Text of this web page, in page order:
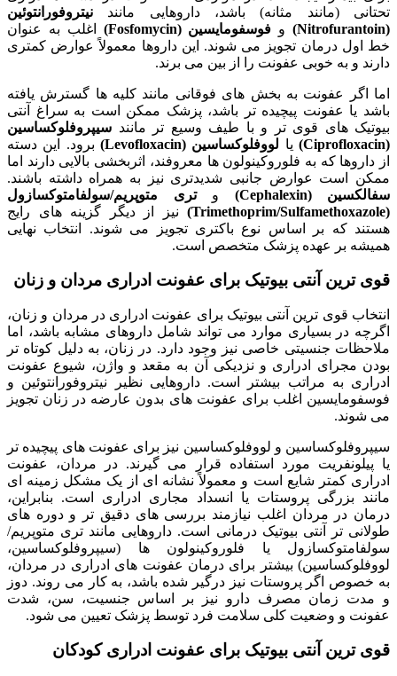
تحتانی (مانند مثانه) باشد، داروهایی مانند نیتروفورانتوئین
(Nitrofurantoin)
و فوسفومایسین (Fosfomycin)
اغلب به عنوان
خط اول درمان تجویز می شوند. این داروها معمولاً عوارض کمتری
دارند و به خوبی عفونت را از بین می برند.
اما اگر عفونت به بخش های فوقانی مانند کلیه ها گسترش یافته
باشد یا عفونت پیچیده تر باشد، پزشک ممکن است به سراغ آنتی
بیوتیک های قوی تر و با طیف وسیع تر مانند سیپروفلوکساسین
(Ciprofloxacin)
یا لووفلوکساسین (Levofloxacin)
برود. این دسته
از داروها که به فلوروکینولون ها معروفند، اثربخشی بالایی دارند اما
ممکن است عوارض جانبی شدیدتری نیز به همراه داشته باشند.
سفالکسین (Cephalexin)
وتری متوپریم/سولفامتوکسازول
(Trimethoprim/Sulfamethoxazole)
نیز از دیگر گزینه های رایج
هستند که بر اساس نوع باکتری تجویز می شوند. انتخاب نهایی
همیشه بر عهده پزشک متخصص است.
قوی ترین آنتی بیوتیک برای عفونت ادراری مردان و زنان
انتخاب قوی ترین آنتی بیوتیک برای عفونت ادراری در مردان و زنان،
اگرچه در بسیاری موارد می تواند شامل داروهای مشابه باشد، اما
ملاحظات جنسیتی خاصی نیز وجود دارد. در زنان، به دلیل کوتاه تر
بودن مجرای ادراری و نزدیکی آن به مقعد و واژن، شیوع عفونت
ادراری به مراتب بیشتر است. داروهایی نظیر نیتروفورانتوئین و
فوسفومایسین اغلب برای عفونت های بدون عارضه در زنان تجویز
می شوند.
سیپروفلوکساسین و لووفلوکساسین نیز برای عفونت های پیچیده تر
یا پیلونفریت مورد استفاده قرار می گیرند. در مردان، عفونت
ادراری کمتر شایع است و معمولاً نشانه ای از یک مشکل زمینه ای
مانند بزرگی پروستات یا انسداد مجاری ادراری است. بنابراین،
درمان در مردان اغلب نیازمند بررسی های دقیق تر و دوره های
طولانی تر آنتی بیوتیک درمانی است. داروهایی مانند تری متوپریم/
سولفامتوکسازول یا فلوروکینولون ها (سیپروفلوکساسین،
لووفلوکساسین) بیشتر برای درمان عفونت های ادراری در مردان،
به خصوص اگر پروستات نیز درگیر شده باشد، به کار می روند. دوز
و مدت زمان مصرف دارو نیز بر اساس جنسیت، سن، شدت
عفونت و وضعیت کلی سلامت فرد توسط پزشک تعیین می شود.
قوی ترین آنتی بیوتیک برای عفونت ادراری کودکان